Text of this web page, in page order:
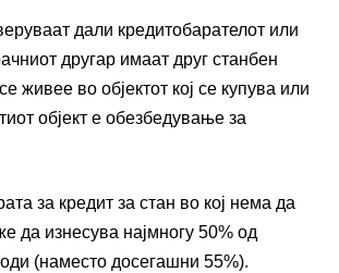
дали кредитобарателот или
другар имаат друг станбен
живее во објектот кој се купува или
објект е обезбедување за
за кредит за стан во кој нема да
да изнесува најмногу 50% од
(наместо досегашни 55%).